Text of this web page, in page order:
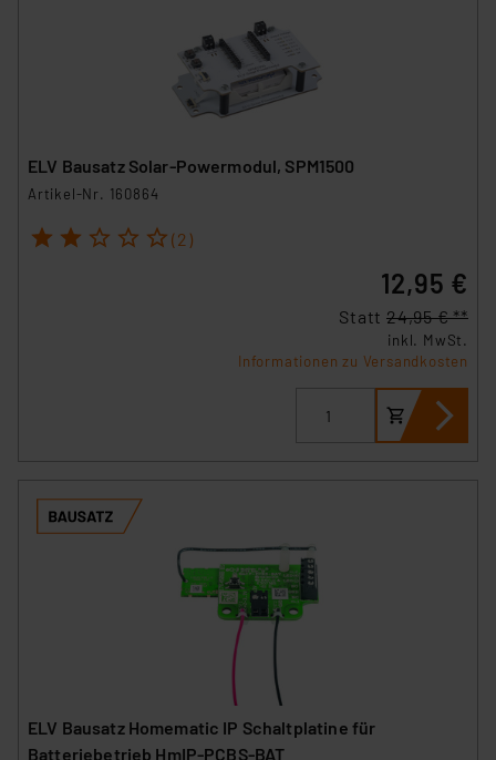
ELV Bausatz Solar-Powermodul, SPM1500
Artikel-Nr. 160864
1 2 3 4 5 (2)
12,95 €
Statt 24,95 € **
inkl. MwSt.
Informationen zu Versandkosten
ELV Bausatz Homematic IP Schaltplatine für
Batteriebetrieb HmIP-PCBS-BAT